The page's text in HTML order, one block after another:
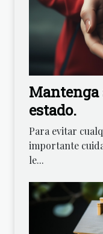
Mantenga
estado.
Para evitar
importante
le...